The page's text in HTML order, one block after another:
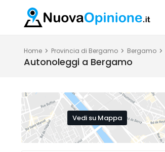
Home Provincia di Bergamo Bergamo
Autonoleggi a Bergamo
Vedi su Mappa